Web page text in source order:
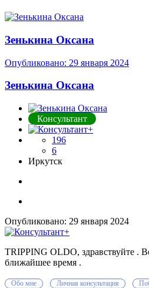
Зенькина Оксана
Опубликовано: 29 января 2024
Зенькина Оксана
Консультант
196
6
Иркутск
Опубликовано: 29 января 2024
TRIPPING OLDO, здравствуйте .
ближайшее время .
Обо мне Личная консультация